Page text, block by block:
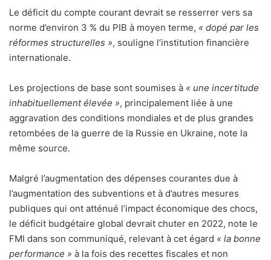
Le déficit du compte courant devrait se resserrer vers sa
norme d’environ 3 % du PIB à moyen terme, « dopé par les
réformes structurelles », souligne l’institution financière
internationale.
Les projections de base sont soumises à « une incertitude
inhabituellement élevée », principalement liée à une
aggravation des conditions mondiales et de plus grandes
retombées de la guerre de la Russie en Ukraine, note la
même source.
Malgré l’augmentation des dépenses courantes due à
l’augmentation des subventions et à d’autres mesures
publiques qui ont atténué l’impact économique des chocs,
le déficit budgétaire global devrait chuter en 2022, note le
FMI dans son communiqué, relevant à cet égard « la bonne
performance » à la fois des recettes fiscales et non